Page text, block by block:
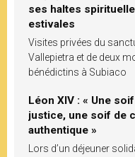
ses haltes
estivales
Visites privées du
Vallepietra et de deux
bénédictins à Subiaco
Léon XIV : « Une
justice, une soif de
authentique »
Lors d’un déjeuner